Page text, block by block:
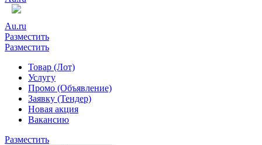
Au.ru
Разместить
Разместить
Товар (Лот)
Услугу
Промо (Объявление)
Заявку (Тендер)
Новая акция
Вакансию
Разместить